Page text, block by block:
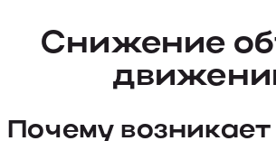
Снижение
Почему возникает